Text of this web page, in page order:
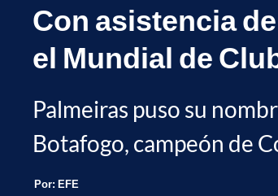
Con asistencia
el Mundial de
Palmeiras puso su
Botafogo, campeón de
Por: EFE